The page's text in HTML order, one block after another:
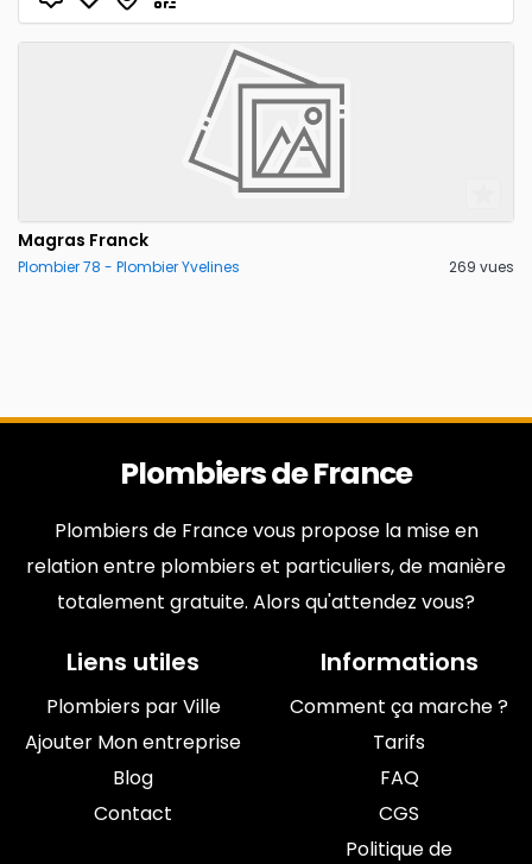
Magras Franck
Plombier 78 - Plombier Yvelines 269 vues
Plombiers de France
Plombiers de France vous propose la mise en
relation entre plombiers et particuliers, de manière
totalement gratuite. Alors qu'attendez vous?
Liens utiles
Plombiers par Ville
Ajouter Mon entreprise
Blog
Contact
Informations
Comment ça marche ?
Tarifs
FAQ
CGS
Politique de